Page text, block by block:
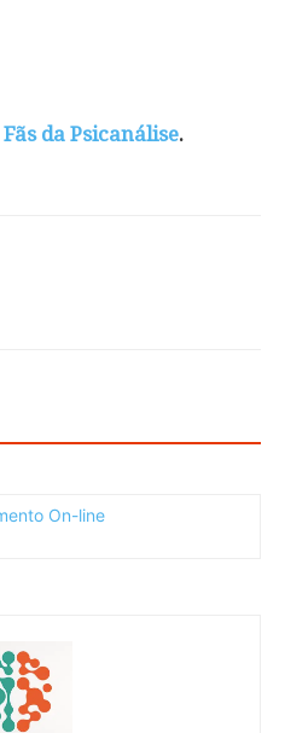
Fãs da Psicanálise.